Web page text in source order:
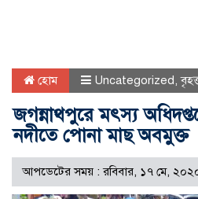
হোম Uncategorized,
জগন্নাথপুরে মৎস্য
নদীতে পোনা মাছ অবমুক্ত
আপডেটের সময় : রবিবার, ১৭ মে,